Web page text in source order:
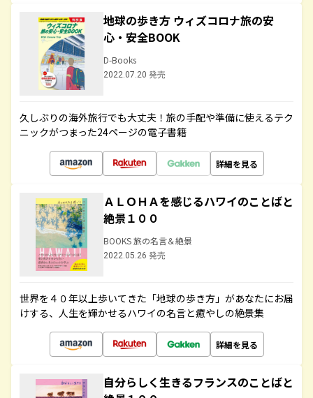
地球の歩き方 ウィズコロナ旅の安
心・安全BOOK
D-Books
2022.07.20 発売
久しぶりの海外旅行でも大丈夫！旅の手配や準備に使えるテク
ニックがつまった24ページの電子書籍
詳細を見る
ＡＬＯＨＡを感じるハワイのことばと
絶景１００
BOOKS 旅の名言＆絶景
2022.05.26 発売
世界を４０年以上歩いてきた「地球の歩き方」があなたにお届
けする、人生を輝かせるハワイの名言と癒やしの絶景集
詳細を見る
自分らしく生きるフランスのことばと